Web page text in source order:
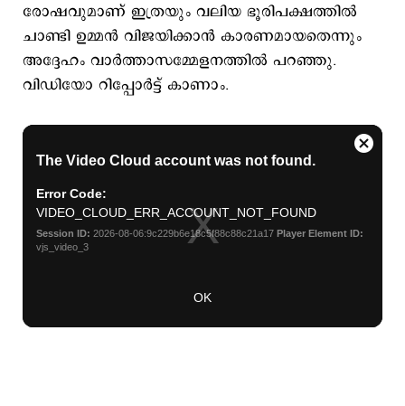
രോഷവുമാണ് ഇത്രയും വലിയ ഭൂരിപക്ഷത്തില്‍
ചാണ്ടി ഉമ്മന്‍ വിജയിക്കാന്‍ കാരണമായതെന്നും
അദ്ദേഹം വാര്‍ത്താസമ്മേളനത്തില്‍ പറഞ്ഞു.
വിഡിയോ റിപ്പോര്‍ട്ട് കാണാം.